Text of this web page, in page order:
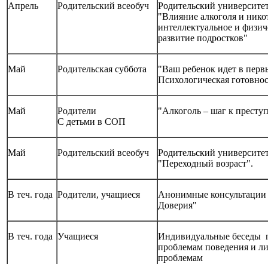
Апрель Родительский всеобуч
Родительский
"Влияние алкоголя и
интеллектуальное и
развитие подростков"
Май Родительская суббота
"Ваш ребенок идет в
Психологическая
Май
Родители
С детьми в СОП
"Алкоголь – шаг к
Май Родительский всеобуч
Родительский
"Переходный возраст".
В теч. года Родители, учащиеся
Анонимные
Доверия"
В теч. года Учащиеся
Индивидуальные беседы
проблемам поведения и
проблемам